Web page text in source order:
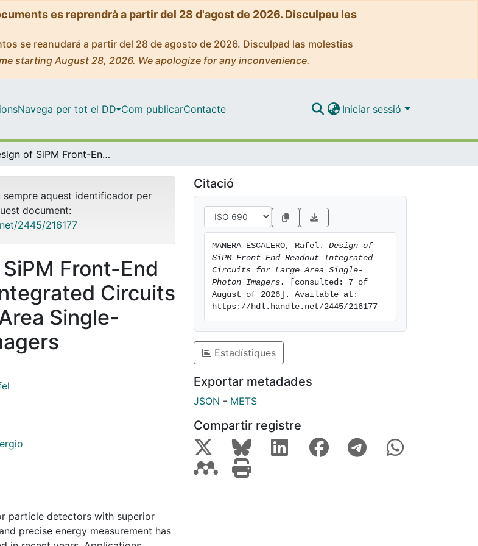
es reprendrà a partir del 28 d'agost de 2026. Disculpeu les
se reanudará a partir del 28 de agosto de 2026. Disculpad las molestias
starting August 28, 2026. We apologize for any inconvenience.
Navega per tot el DD Com publicarContacte Iniciar sessió
Design of SiPM Front-End Readout Integrated Circuits for Large Area Single-Photon Imagers
sempre aquest identificador per
document:
2445/216177
Front-End
Circuits
Single-
particle detectors with superior
precise energy measurement has
Citació
MANERA ESCALERO, Rafel. Design of
SiPM Front-End Readout Integrated
Circuits for Large Area Single-
Photon Imagers.
[consulted: 7 of
August of 2026]. Available at:
https://hdl.handle.net/2445/216177
Estadístiques
Exportar metadades
JSON - METS
Compartir registre